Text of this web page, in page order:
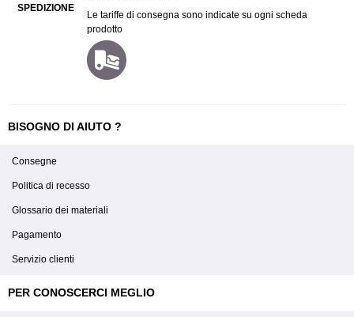
SPEDIZIONE
Le tariffe di consegna sono indicate su ogni scheda
prodotto
BISOGNO DI AIUTO ?
Consegne
Politica di recesso
Glossario dei materiali
Pagamento
Servizio clienti
PER CONOSCERCI MEGLIO